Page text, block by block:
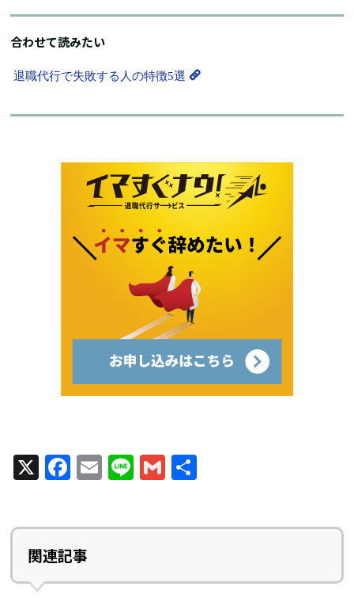
合わせて読みたい
退職代行で失敗する人の特徴5選
X F
c
e
b
E
ai
Li
e
G
ai
関連記事